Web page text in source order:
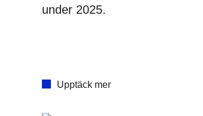
under 2025.
Upptäck mer